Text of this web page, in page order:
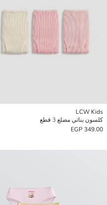
LCW Kids
كلسون بناتي مضلع 3 قطع
349.00 EGP